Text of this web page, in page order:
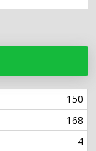
150
168
4